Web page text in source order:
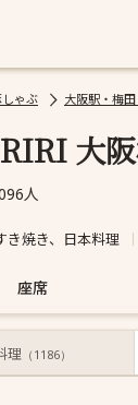
ゃぶ 大阪駅・梅
大
人
き焼き、日本料理
座席
理 （1186）